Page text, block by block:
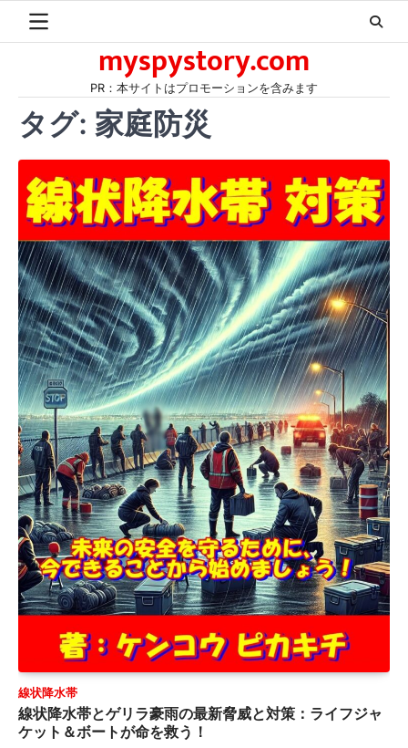
myspystory.com
PR：本サイトはプロモーションを含みます
タグ: 家庭防災
線状降水帯
線状降水帯とゲリラ豪雨の最新脅威と対策：ライフジャ
ケット＆ボートが命を救う！